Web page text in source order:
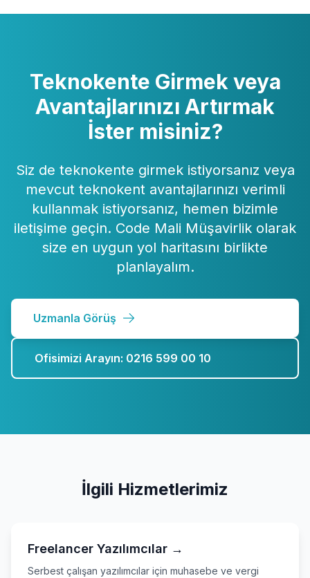
Teknokente Girmek veya
Avantajlarınızı Artırmak
İster misiniz?
Siz de teknokente girmek istiyorsanız veya
mevcut teknokent avantajlarınızı verimli
kullanmak istiyorsanız, hemen bizimle
iletişime geçin. Code Mali Müşavirlik olarak
size en uygun yol haritasını birlikte
planlayalım.
Uzmanla Görüş
Ofisimizi Arayın: 0216 599 00 10
İlgili Hizmetlerimiz
Freelancer Yazılımcılar →
Serbest çalışan yazılımcılar için muhasebe ve vergi